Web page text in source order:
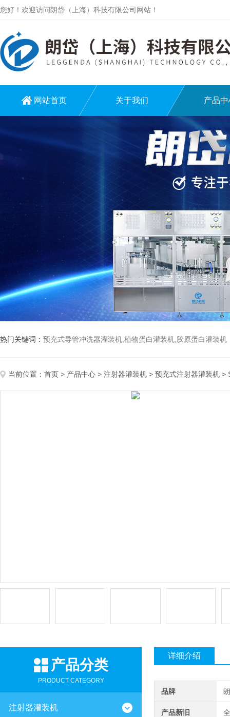
您好！欢迎访问朗岱（上海）科技有限公司网站！
网站首页 关于我们 产品中
热门关键词： 预充式导管冲洗器灌装机,植物蛋白灌装机,胶原蛋白灌装机
当前位置： 首页 > 产品中心 > 注射器灌装机 > 预充式注射器灌装机 >
产品分类
PRODUCT CATEGORY
注射器灌装机
详细介绍
品牌
产品新旧